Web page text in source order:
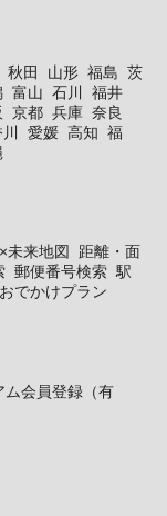
秋田 山形 福島 茨
富山 石川
福井
京都 兵庫 奈良
愛媛 高知 福
未来地図
距離・面
郵便番号検索 駅
おでかけプラン
ム会員登録（有